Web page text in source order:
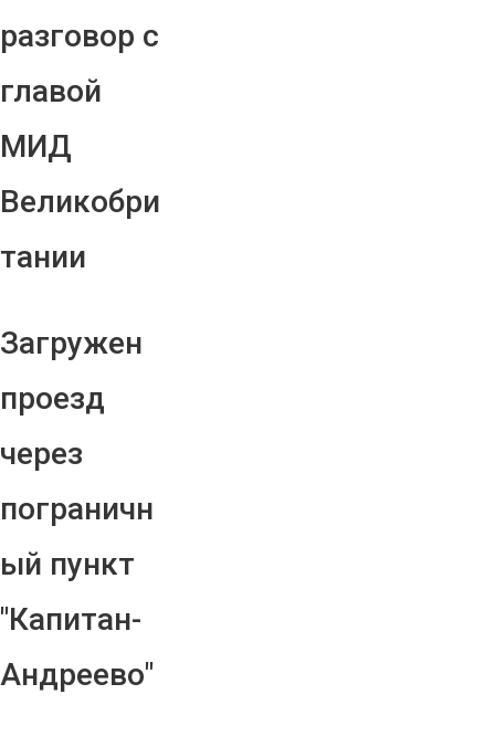
разговор с
главой
МИД
Великобри
тании
Загружен
проезд
через
пограничн
ый пункт
"Капитан-
Андреево"